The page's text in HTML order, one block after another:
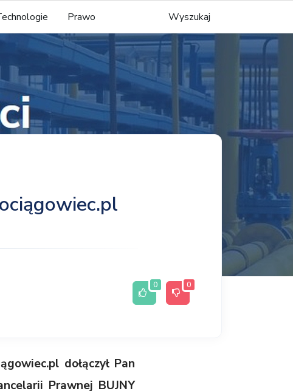
Prawo Wyszukaj
0 0
dołączył Pan
Prawnej BUJNY